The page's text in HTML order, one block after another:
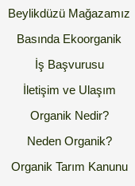
Beylikdüzü Mağazamız
Basında Ekoorganik
İş Başvurusu
İletişim ve Ulaşım
Organik Nedir?
Neden Organik?
Organik Tarım Kanunu